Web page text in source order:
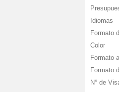
Idiomas
Formato
Color
Formato
Formato
N° de